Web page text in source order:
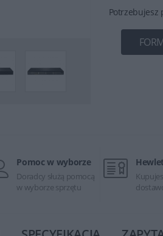
Potrzebujesz
Pomoc w wyborze
Doradcy służą pomocą
w wyborze sprzętu